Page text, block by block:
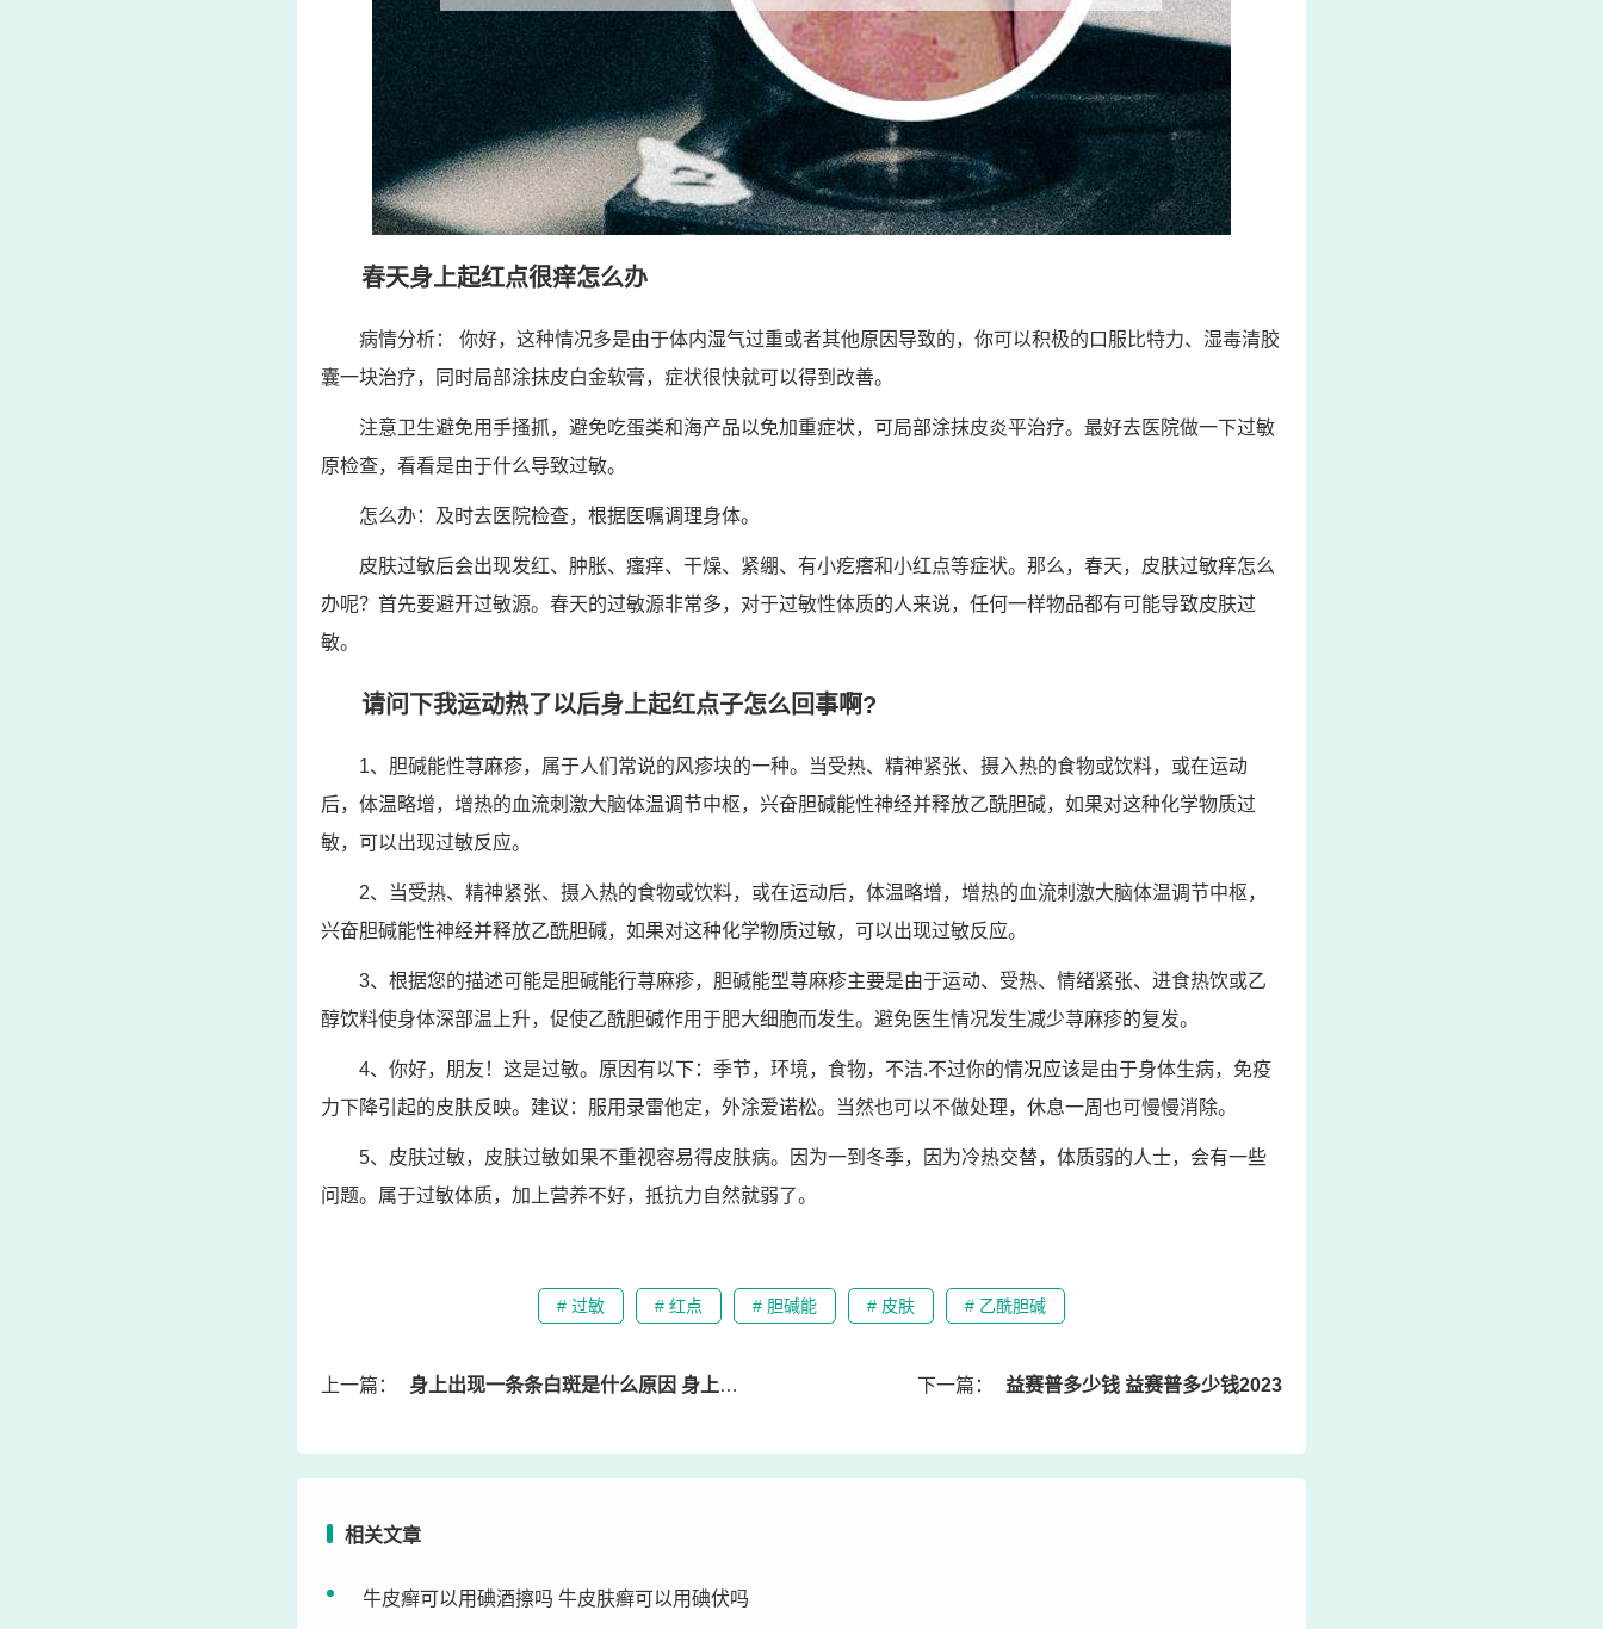
春天身上起红点很痒怎么办
病情分析： 你好，这种情况多是由于体内湿气过重或者其他原因导致的，你可以积极的口服比特力、湿毒清胶
囊一块治疗，同时局部涂抹皮白金软膏，症状很快就可以得到改善。
注意卫生避免用手搔抓，避免吃蛋类和海产品以免加重症状，可局部涂抹皮炎平治疗。最好去医院做一下过敏
原检查，看看是由于什么导致过敏。
怎么办：及时去医院检查，根据医嘱调理身体。
皮肤过敏后会出现发红、肿胀、瘙痒、干燥、紧绷、有小疙瘩和小红点等症状。那么，春天，皮肤过敏痒怎么
办呢？首先要避开过敏源。春天的过敏源非常多，对于过敏性体质的人来说，任何一样物品都有可能导致皮肤过
敏。
请问下我运动热了以后身上起红点子怎么回事啊?
1、胆碱能性荨麻疹，属于人们常说的风疹块的一种。当受热、精神紧张、摄入热的食物或饮料，或在运动
后，体温略增，增热的血流刺激大脑体温调节中枢，兴奋胆碱能性神经并释放乙酰胆碱，如果对这种化学物质过
敏，可以出现过敏反应。
2、当受热、精神紧张、摄入热的食物或饮料，或在运动后，体温略增，增热的血流刺激大脑体温调节中枢，
兴奋胆碱能性神经并释放乙酰胆碱，如果对这种化学物质过敏，可以出现过敏反应。
3、根据您的描述可能是胆碱能行荨麻疹，胆碱能型荨麻疹主要是由于运动、受热、情绪紧张、进食热饮或乙
醇饮料使身体深部温上升，促使乙酰胆碱作用于肥大细胞而发生。避免医生情况发生减少荨麻疹的复发。
4、你好，朋友！这是过敏。原因有以下：季节，环境，食物，不洁.不过你的情况应该是由于身体生病，免疫
力下降引起的皮肤反映。建议：服用录雷他定，外涂爱诺松。当然也可以不做处理，休息一周也可慢慢消除。
5、皮肤过敏，皮肤过敏如果不重视容易得皮肤病。因为一到冬季，因为冷热交替，体质弱的人士，会有一些
问题。属于过敏体质，加上营养不好，抵抗力自然就弱了。
# 过敏 # 红点 # 胆碱能 # 皮肤 # 乙酰胆碱
上一篇： 身上出现一条条白斑是什么原因 身上出现一条条白斑是什么原因图片 下一篇： 益赛普多少钱 益赛普多少钱2023
相关文章
牛皮癣可以用碘酒擦吗 牛皮肤癣可以用碘伏吗